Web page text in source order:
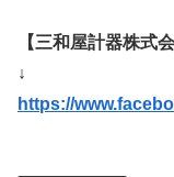
【三和屋計器株式
↓
https://